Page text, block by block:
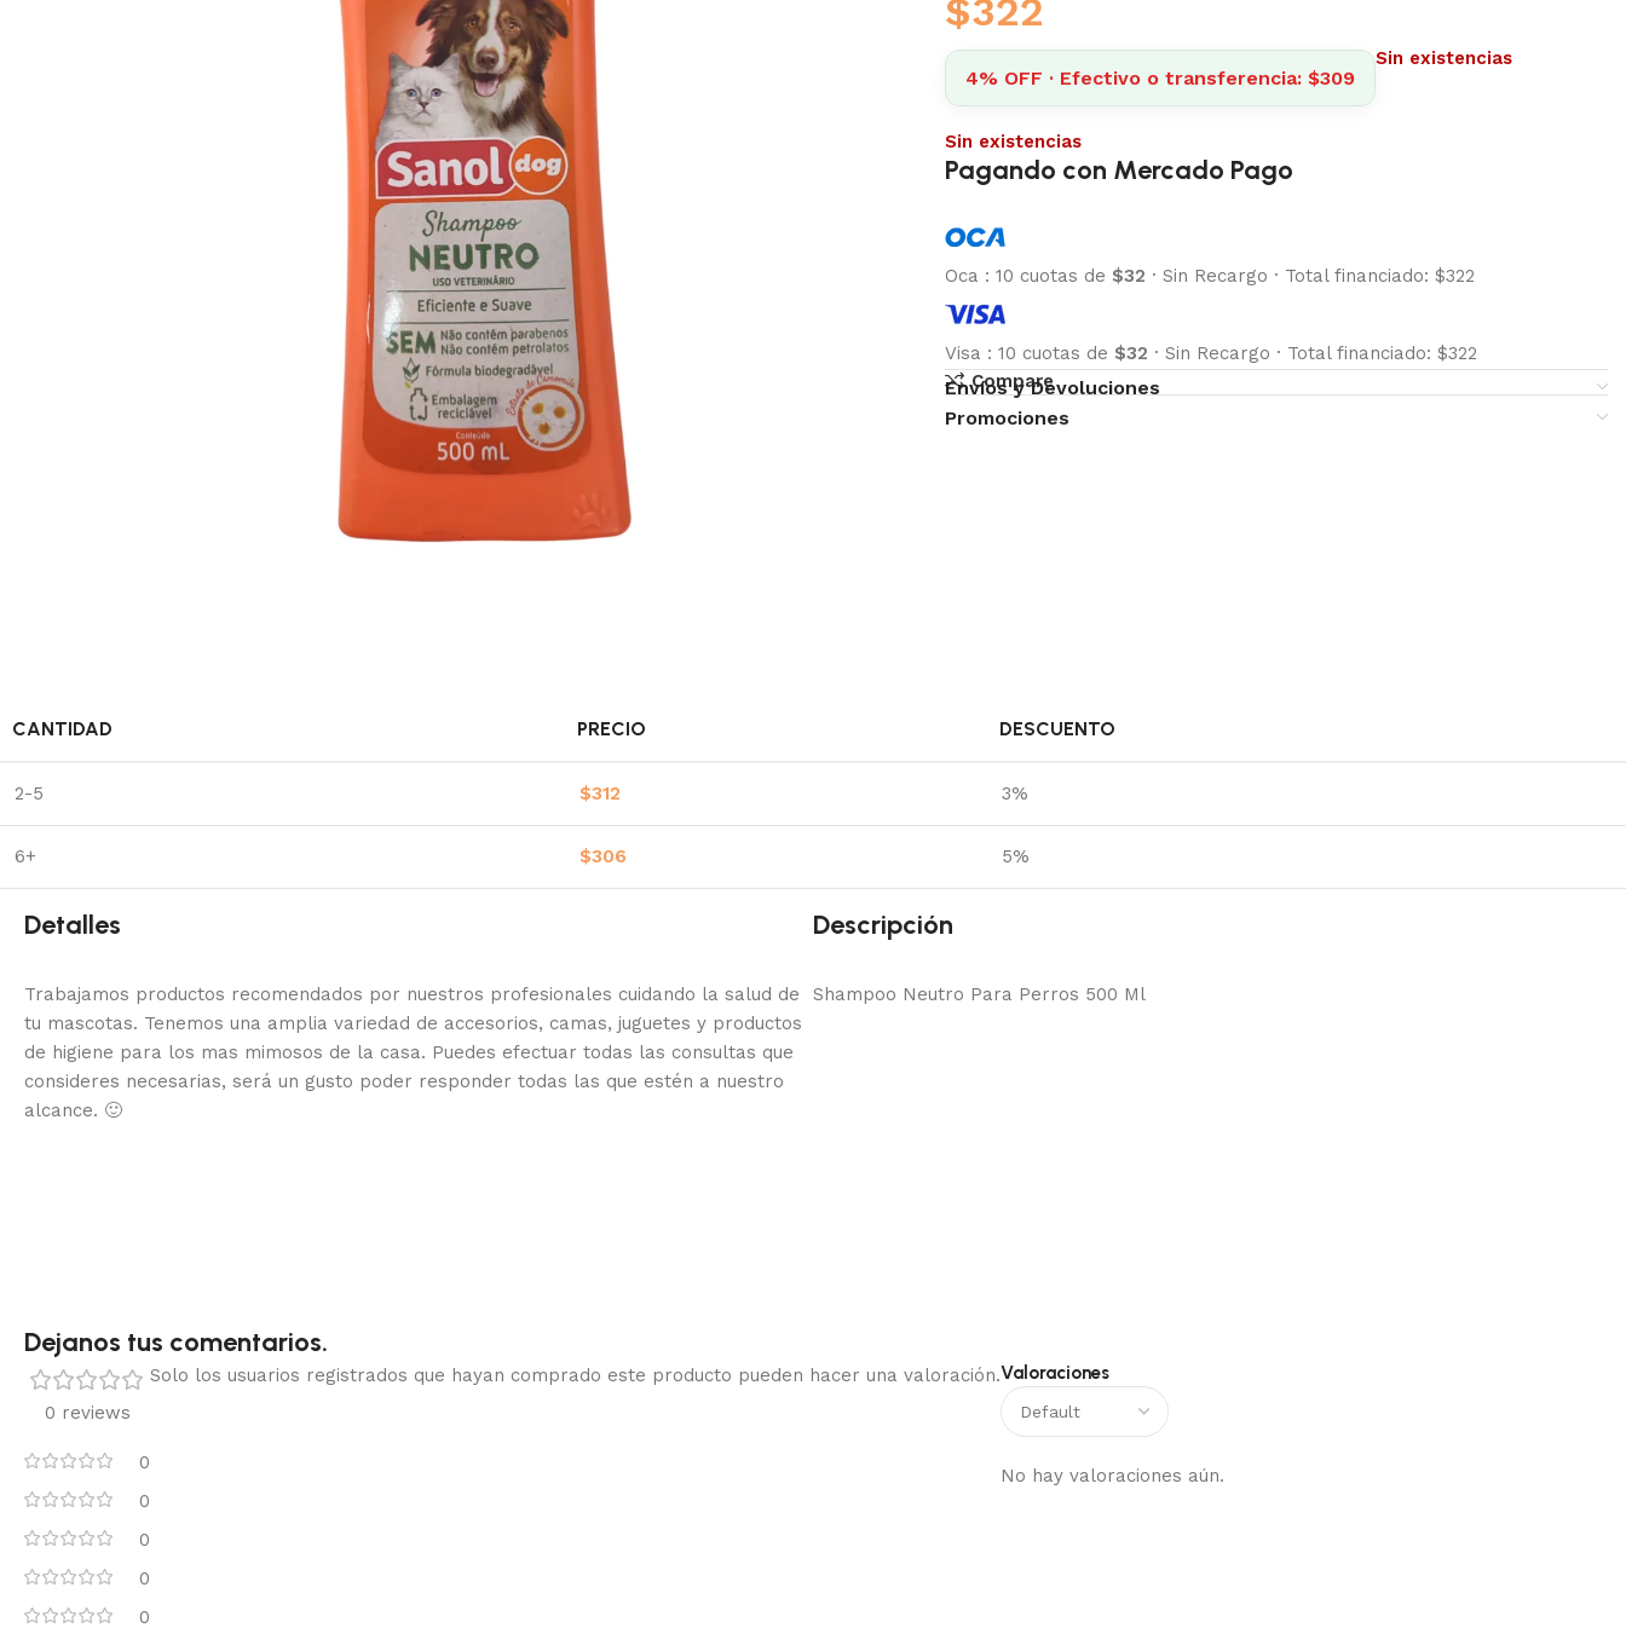
$322
4% OFF · Efectivo o transferencia: $309
Sin existencias
Sin existencias
Pagando con Mercado Pago
Oca : 10 cuotas de $32 · Sin Recargo · Total financiado: $322
Visa : 10 cuotas de $32 · Sin Recargo · Total financiado: $322
Compare
Envíos y Devoluciones
Promociones
CANTIDAD PRECIO DESCUENTO
2-5 $312 3%
6+ $306 5%
Detalles
Trabajamos productos recomendados por nuestros profesionales cuidando la salud de
tu mascotas. Tenemos una amplia variedad de accesorios, camas, juguetes y productos
de higiene para los mas mimosos de la casa. Puedes efectuar todas las consultas que
consideres necesarias, será un gusto poder responder todas las que estén a nuestro
alcance. 🙂
Descripción
Shampoo Neutro Para Perros 500 Ml
Dejanos tus comentarios.
0 reviews
0
0
0
0
0
Valoraciones
No hay valoraciones aún.
Solo los usuarios registrados que hayan comprado este producto pueden hacer una valoración.